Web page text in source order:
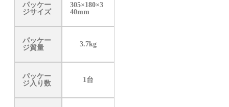
パッケー
ジサイズ
305×180×3
40mm
パッケー
ジ質量
3.7kg
パッケー
ジ入り数
1台